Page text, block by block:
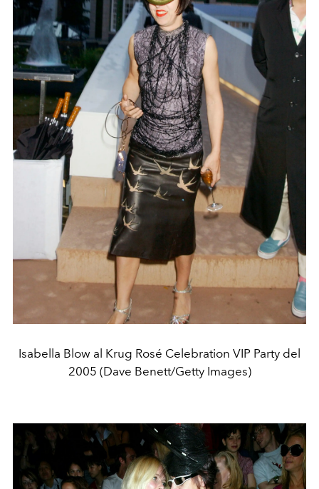
Isabella Blow al Krug Rosé Celebration VIP Party del
2005 (Dave Benett/Getty Images)